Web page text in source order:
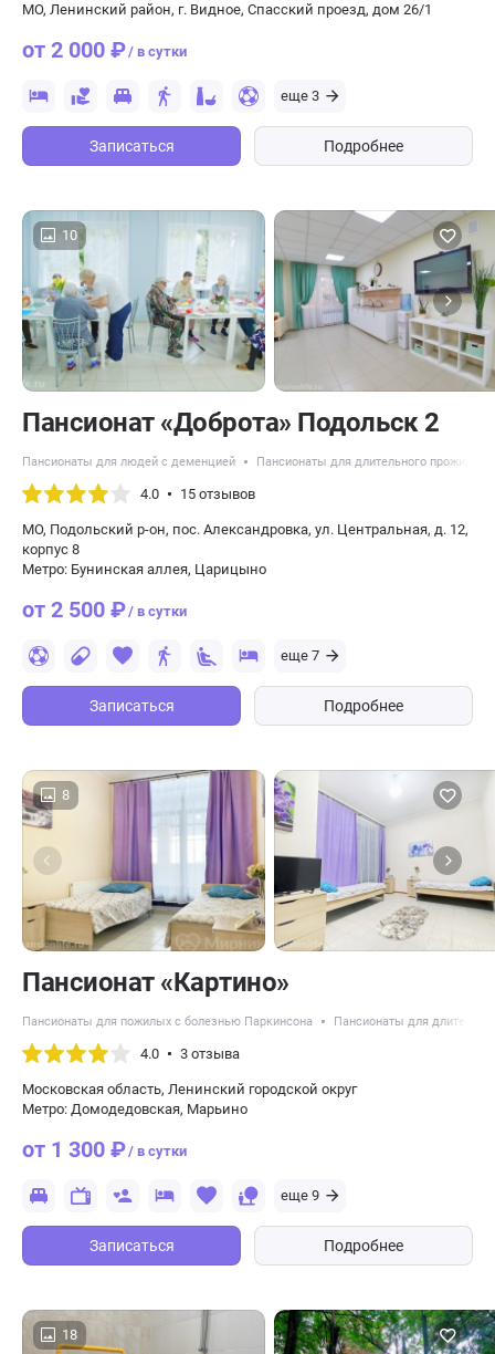
МО, Ленинский район, г. Видное, Спасский проезд, дом 26/1
от 2 000 ₽/ в сутки
еще 3
Записаться Подробнее
10
Пансионат «Доброта» Подольск 2
Пансионаты для людей с деменцией Пансионаты для длительного
4.0 15 отзывов
МО, Подольский р-он, пос. Александровка, ул. Центральная, д. 12,
корпус 8
Метро: Бунинская аллея, Царицыно
от 2 500 ₽/ в сутки
еще 7
Записаться Подробнее
8
Пансионат «Картино»
Пансионаты для пожилых с болезнью Паркинсона Пансионаты для
4.0 3 отзыва
Московская область, Ленинский городской округ
Метро: Домодедовская, Марьино
от 1 300 ₽/ в сутки
еще 9
Записаться Подробнее
18